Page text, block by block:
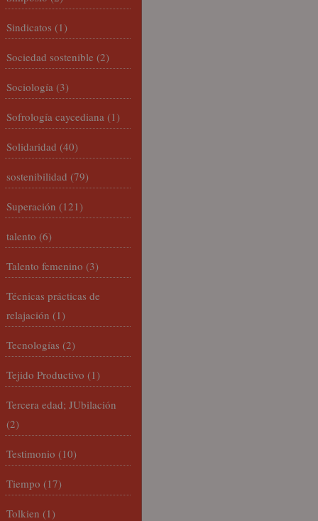
Sindicatos (1)
Sociedad sostenible (2)
Sociología (3)
Sofrología caycediana (1)
Solidaridad (40)
sostenibilidad (79)
Superación (121)
talento (6)
Talento femenino (3)
Técnicas prácticas de
relajación (1)
Tecnologías (2)
Tejido Productivo (1)
Tercera edad; JUbilación
(2)
Testimonio (10)
Tiempo (17)
Tolkien (1)